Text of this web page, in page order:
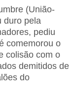
(União-
duro pela
pediu
comemorou o
colisão com o
demitidos de
do